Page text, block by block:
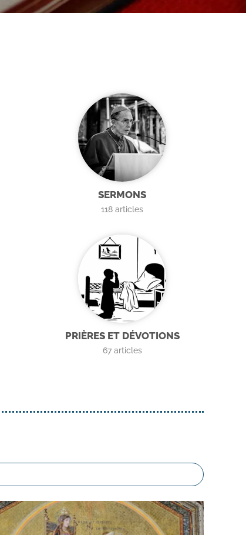
SERMONS
118 articles
PRIÈRES ET DÉVOTIONS
67articles